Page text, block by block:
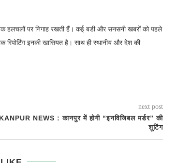
हलचलों पर निगाह रखती हैं। कई बडी और सनसनी खबरों को पहले
इनकी खासियत है। साथ ही स्थानीय और देश की
next post
KANPUR NEWS : कानपुर में होगी “इनविजिबल मर्डर” की
शूटिंग